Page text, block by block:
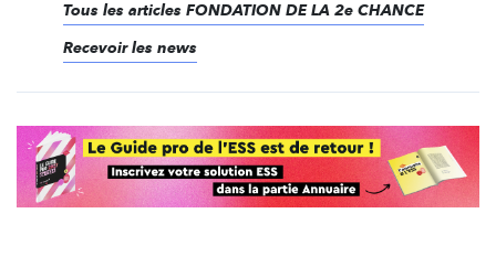
Tous les articles FONDATION DE LA 2e CHANCE
Recevoir les news